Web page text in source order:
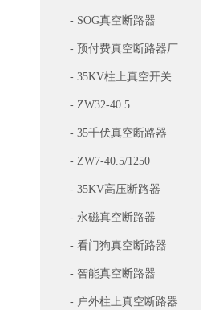
- SOG真空断路器
- 预付费真空断路器厂
- 35KV柱上真空开关
- ZW32-40.5
- 35千伏真空断路器
- ZW7-40.5/1250
- 35KV高压断路器
- 永磁真空断路器
- 看门狗真空断路器
- 智能真空断路器
- 户外柱上真空断路器